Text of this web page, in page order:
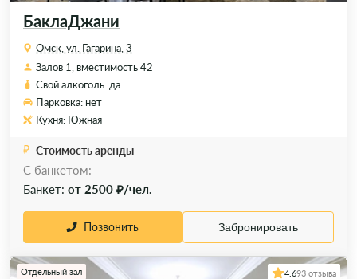
БаклаДжани
Омск, ул. Гагарина, 3
Залов 1, вместимость 42
Свой алкоголь: да
Парковка: нет
Кухня: Южная
Стоимость аренды
C банкетом:
Банкет: от 2500 ₽/чел.
Позвонить Забронировать
Отдельный зал 4.693 отзыва